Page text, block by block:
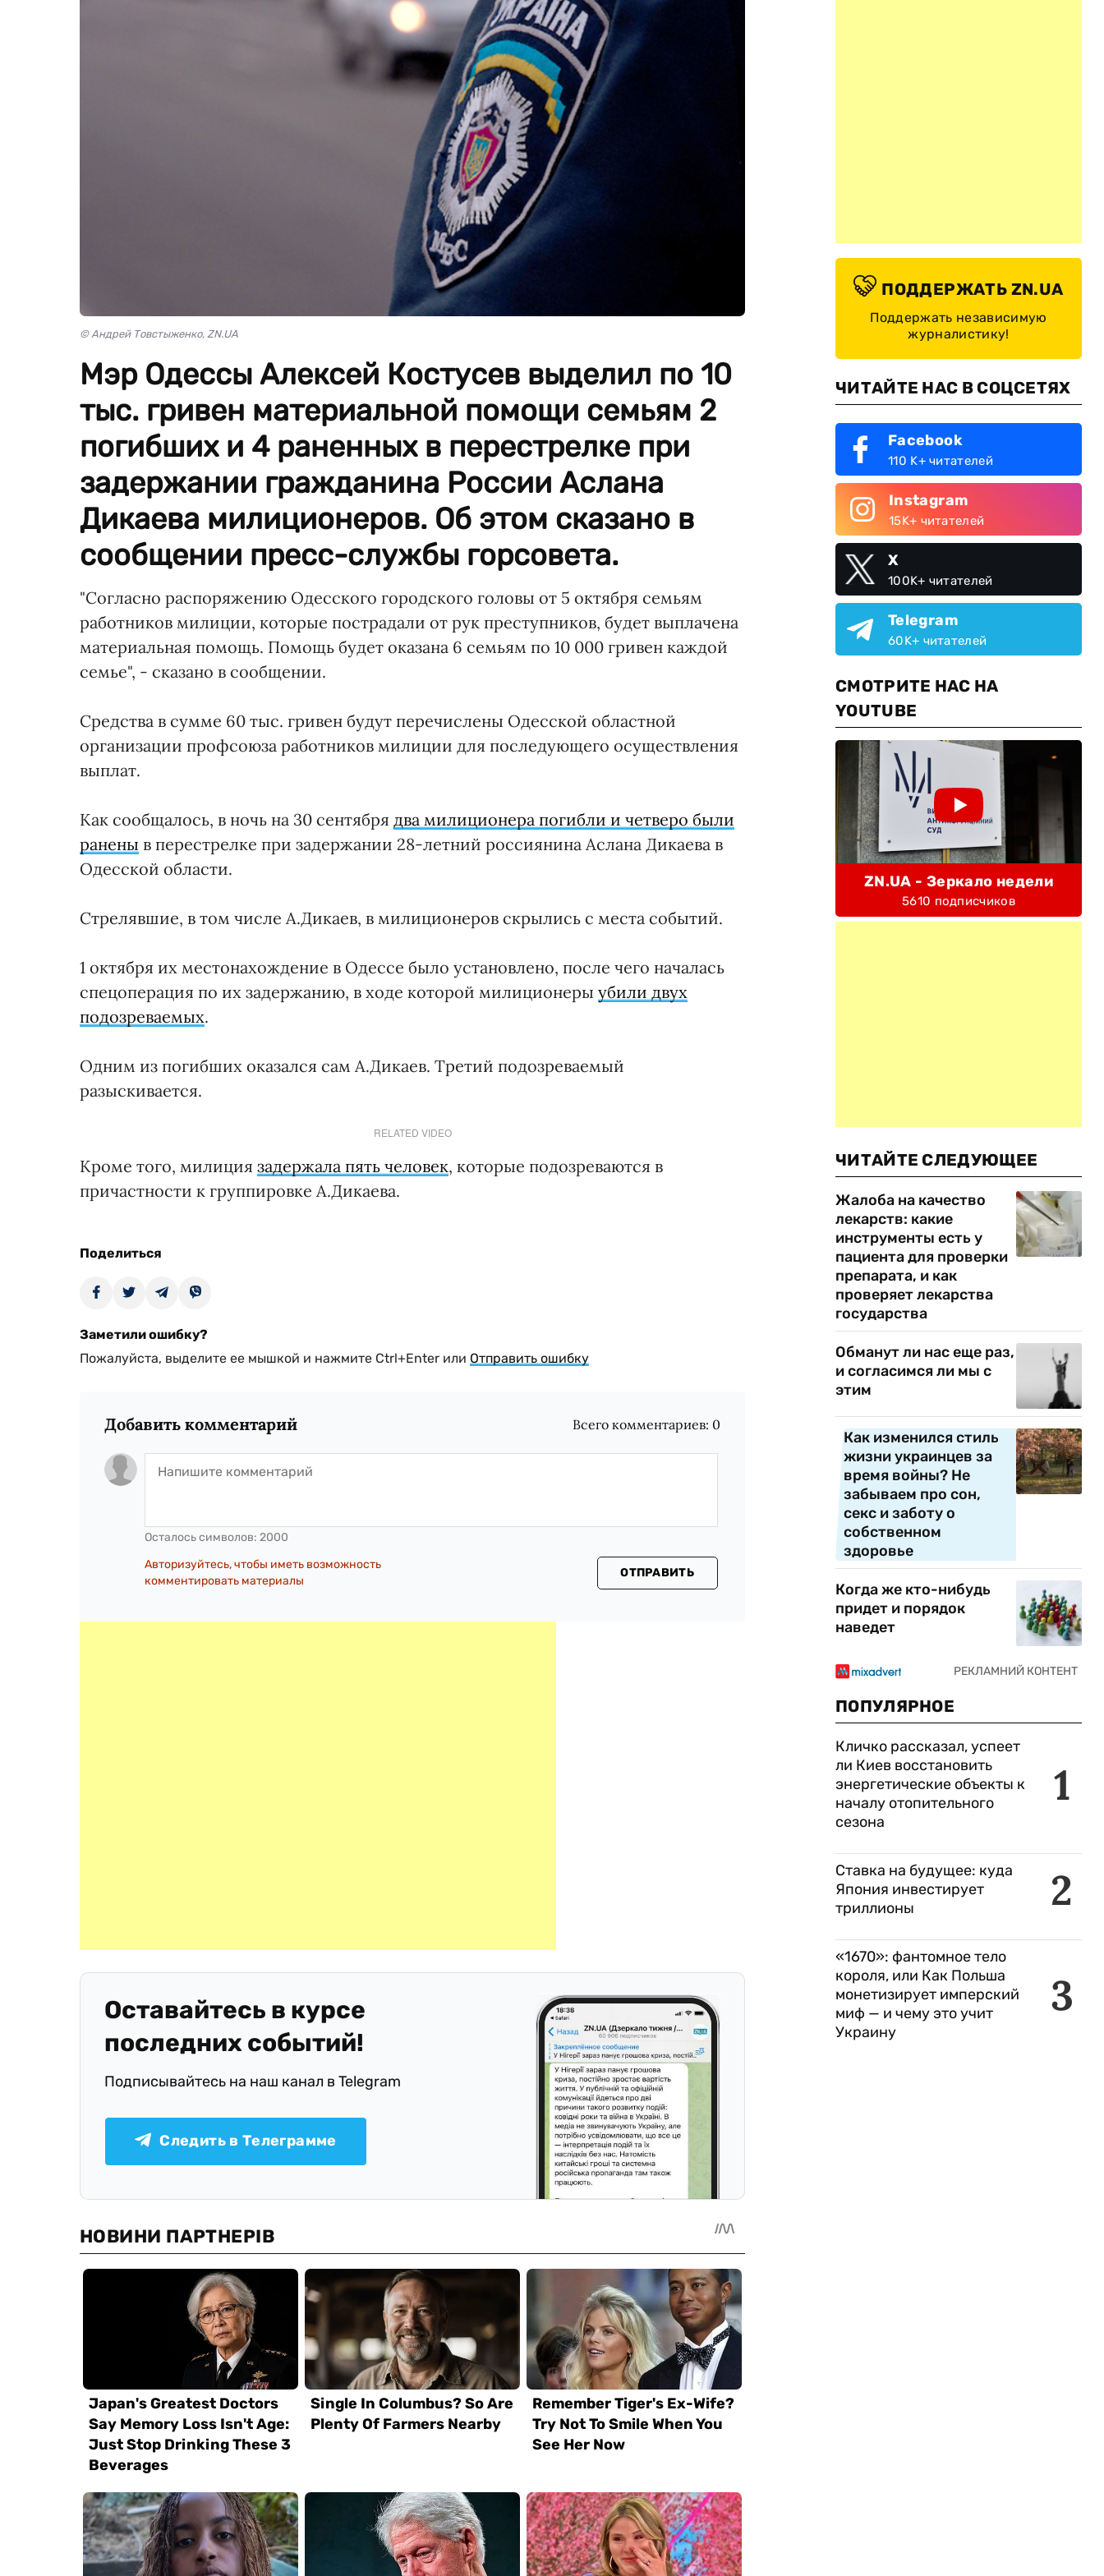
© Андрей Товстыженко, ZN.UA
Мэр Одессы Алексей Костусев выделил по 10
тыс. гривен материальной помощи семьям 2
погибших и 4 раненных в перестрелке при
задержании гражданина России Аслана
Дикаева милиционеров. Об этом сказано в
сообщении пресс-службы горсовета.
"Согласно распоряжению Одесского городского головы от 5 октября семьям
работников милиции, которые пострадали от рук преступников, будет выплачена
материальная помощь. Помощь будет оказана 6 семьям по 10 000 гривен каждой
семье", - сказано в сообщении.
Средства в сумме 60 тыс. гривен будут перечислены Одесской областной
организации профсоюза работников милиции для последующего осуществления
выплат.
Как сообщалось, в ночь на 30 сентября два милиционера погибли и четверо были
ранены в перестрелке при задержании 28-летний россиянина Аслана Дикаева в
Одесской области.
Стрелявшие, в том числе А.Дикаев, в милиционеров скрылись с места событий.
1 октября их местонахождение в Одессе было установлено, после чего началась
спецоперация по их задержанию, в ходе которой милиционеры убили двух
подозреваемых.
Одним из погибших оказался сам А.Дикаев. Третий подозреваемый
разыскивается.
RELATED VIDEO
Кроме того, милиция задержала пять человек, которые подозреваются в
причастности к группировке А.Дикаева.
Поделиться
Заметили ошибку?
Пожалуйста, выделите ее мышкой и нажмите Ctrl+Enter или Отправить ошибку
Добавить комментарий Всего комментариев: 0
Осталось символов: 2000
Авторизуйтесь, чтобы иметь возможность
комментировать материалы
ОТПРАВИТЬ
Оставайтесь в курсе
последних событий!
Подписывайтесь на наш канал в Telegram
Следить в Телеграмме
ПОДДЕРЖАТЬ ZN.UA
Поддержать независимую
журналистику!
ЧИТАЙТЕ НАС В СОЦСЕТЯХ
Facebook
110 K+ читателей
Instagram
15K+ читателей
X
100K+ читателей
Telegram
60K+ читателей
СМОТРИТЕ НАС НА
YOUTUBE
ZN.UA - Зеркало недели
5610 подписчиков
ЧИТАЙТЕ СЛЕДУЮЩЕЕ
Жалоба на качество
лекарств: какие
инструменты есть у
пациента для проверки
препарата, и как
проверяет лекарства
государства
Обманут ли нас еще раз,
и согласимся ли мы с
этим
Как изменился стиль
жизни украинцев за
время войны? Не
забываем про сон,
секс и заботу о
собственном
здоровье
Когда же кто-нибудь
придет и порядок
наведет
ПОПУЛЯРНОЕ
1
Кличко рассказал, успеет
ли Киев восстановить
энергетические объекты к
началу отопительного
сезона
2
Ставка на будущее: куда
Япония инвестирует
триллионы
3
«1670»: фантомное тело
короля, или Как Польша
монетизирует имперский
миф — и чему это учит
Украину